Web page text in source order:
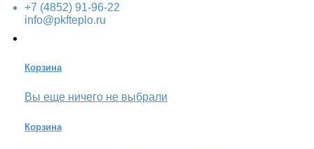
+7 (4852) 91-96-22
info@pkfteplo.ru
Корзина
Вы еще ничего не выбрали
Корзина